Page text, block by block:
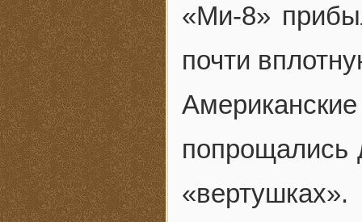
«Ми-8»
почти
попрощались